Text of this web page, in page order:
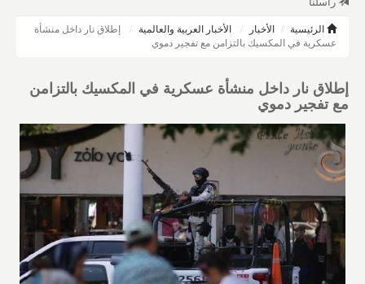
الرئيسية الأخبار الأخبار العربية والعالمية
إطلاق نار داخل منشأة
عسكرية في المكسيك بالتزامن مع تفجير دموي
إطلاق نار داخل منشأة عسكرية في المكسيك بالتزامن
مع تفجير دموي